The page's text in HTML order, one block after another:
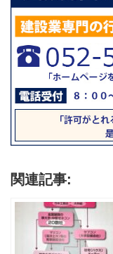
関連記事: